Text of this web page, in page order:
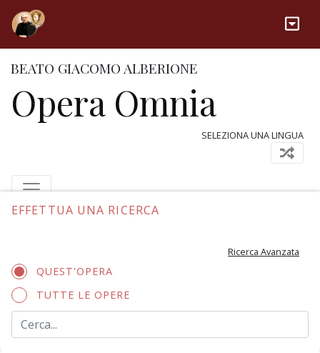
BEATO GIACOMO ALBERIONE
Opera Omnia
SELEZIONA UNA LINGUA
EFFETTUA UNA RICERCA
Ricerca Avanzata
QUEST'OPERA
TUTTE LE OPERE